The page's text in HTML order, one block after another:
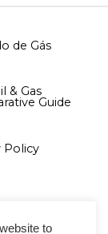
de Gás
& Gas
Guide
Policy
to